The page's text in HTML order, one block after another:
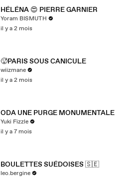
HÉLÉNA 😍 PIERRE GARNIER
Yoram BISMUTH
il y a 2 mois
🥵PARIS SOUS CANICULE
wiizmane
il y a 2 mois
ODA UNE PURGE MONUMENTALE
Yuki Fizzle
il y a 7 mois
BOULETTES SUÉDOISES 🇸🇪
leo.bergine